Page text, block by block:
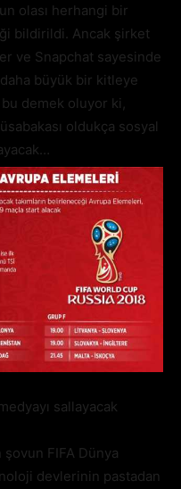
olası herhangi bir
bildirildi. Ancak şirket
ve Snapchat sayesinde
büyük bir kitleye
demek oluyor ki,
oldukça sosyal
sallayacak
FIFA Dünya
devlerinin pastadan